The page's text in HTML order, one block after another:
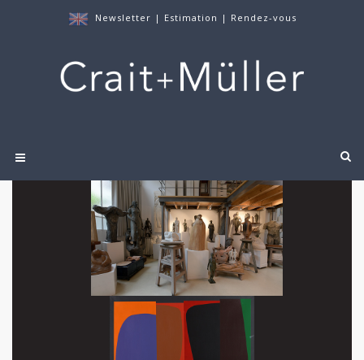
Newsletter | Estimation | Rendez-vous